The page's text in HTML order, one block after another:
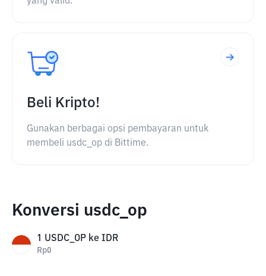
Beli Kripto!
Gunakan berbagai opsi pembayaran untuk
membeli usdc_op di Bittime.
Konversi usdc_op
1 USDC_OP ke IDR
Rp0